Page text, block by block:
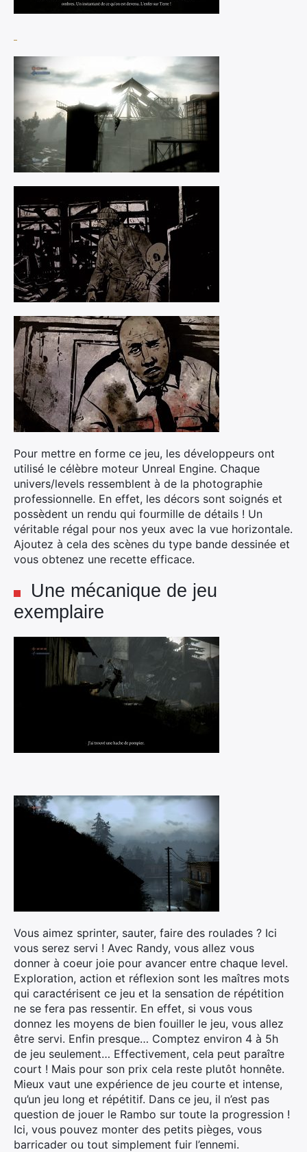
Pour mettre en forme ce jeu, les développeurs ont
utilisé le célèbre moteur Unreal Engine. Chaque
univers/levels ressemblent à de la photographie
professionnelle. En effet, les décors sont soignés et
possèdent un rendu qui fourmille de détails ! Un
véritable régal pour nos yeux avec la vue horizontale.
Ajoutez à cela des scènes du type bande dessinée et
vous obtenez une recette efficace.
Une mécanique de jeu
exemplaire
Vous aimez sprinter, sauter, faire des roulades ? Ici
vous serez servi ! Avec Randy, vous allez vous
donner à coeur joie pour avancer entre chaque level.
Exploration, action et réflexion sont les maîtres mots
qui caractérisent ce jeu et la sensation de répétition
ne se fera pas ressentir. En effet, si vous vous
donnez les moyens de bien fouiller le jeu, vous allez
être servi. Enfin presque… Comptez environ 4 à 5h
de jeu seulement… Effectivement, cela peut paraître
court ! Mais pour son prix cela reste plutôt honnête.
Mieux vaut une expérience de jeu courte et intense,
qu’un jeu long et répétitif. Dans ce jeu, il n’est pas
question de jouer le Rambo sur toute la progression !
Ici, vous pouvez monter des petits pièges, vous
barricader ou tout simplement fuir l’ennemi.
×